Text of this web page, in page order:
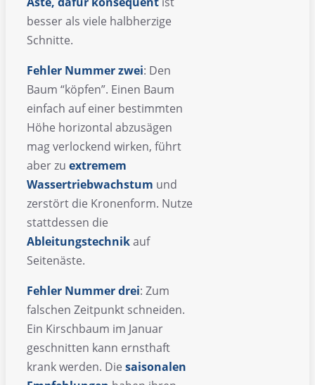
besser als viele halbherzige
Schnitte.
Fehler Nummer zwei: Den
Baum “köpfen”. Einen Baum
einfach auf einer bestimmten
Höhe horizontal abzusägen
mag verlockend wirken, führt
aber zu extremem
Wassertriebwachstum und
zerstört die Kronenform. Nutze
stattdessen die
Ableitungstechnikauf
Seitenäste.
Fehler Nummer drei: Zum
falschen Zeitpunkt schneiden.
Ein Kirschbaum im Januar
geschnitten kann ernsthaft
krank werden. Die saisonalen